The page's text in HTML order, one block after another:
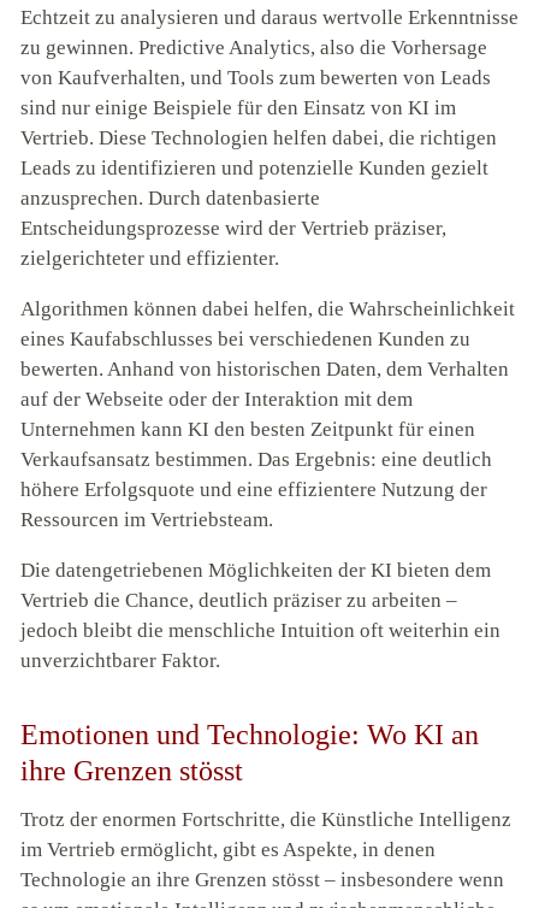
Echtzeit zu analysieren und daraus wertvolle Erkenntnisse
zu gewinnen. Predictive Analytics, also die Vorhersage
von Kaufverhalten, und Tools zum bewerten von Leads
sind nur einige Beispiele für den Einsatz von KI im
Vertrieb. Diese Technologien helfen dabei, die richtigen
Leads zu identifizieren und potenzielle Kunden gezielt
anzusprechen. Durch datenbasierte
Entscheidungsprozesse wird der Vertrieb präziser,
zielgerichteter und effizienter.
Algorithmen können dabei helfen, die Wahrscheinlichkeit
eines Kaufabschlusses bei verschiedenen Kunden zu
bewerten. Anhand von historischen Daten, dem Verhalten
auf der Webseite oder der Interaktion mit dem
Unternehmen kann KI den besten Zeitpunkt für einen
Verkaufsansatz bestimmen. Das Ergebnis: eine deutlich
höhere Erfolgsquote und eine effizientere Nutzung der
Ressourcen im Vertriebsteam.
Die datengetriebenen Möglichkeiten der KI bieten dem
Vertrieb die Chance, deutlich präziser zu arbeiten –
jedoch bleibt die menschliche Intuition oft weiterhin ein
unverzichtbarer Faktor.
Emotionen und Technologie: Wo KI an
ihre Grenzen stösst
Trotz der enormen Fortschritte, die Künstliche Intelligenz
im Vertrieb ermöglicht, gibt es Aspekte, in denen
Technologie an ihre Grenzen stösst – insbesondere wenn